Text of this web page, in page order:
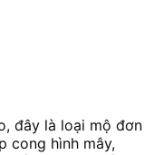
đây là loại mộ đơn
cong hình mây,